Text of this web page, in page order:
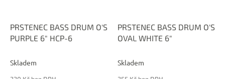
PRSTENEC BASS DRUM O'S
PURPLE 6" HCP-6
Skladem
PRSTENEC BASS DRUM O'S
OVAL WHITE 6"
Skladem